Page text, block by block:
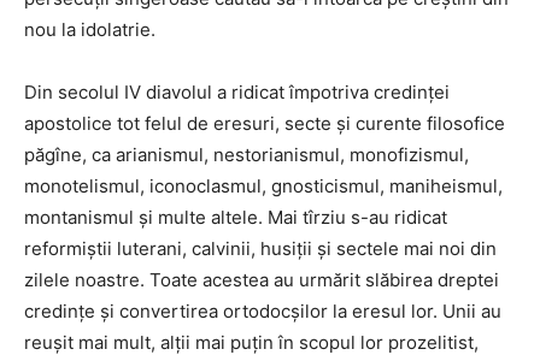
nou la idolatrie.
Din secolul IV diavolul a ridicat împotriva credinţei
apostolice tot felul de eresuri, secte şi curente filosofice
păgîne, ca arianismul, nestorianismul, monofizismul,
monotelismul, iconoclasmul, gnosticismul, maniheismul,
montanismul şi multe altele. Mai tîrziu s-au ridicat
reformiştii luterani, calvinii, husiţii şi sectele mai noi din
zilele noastre. Toate acestea au urmărit slăbirea dreptei
credinţe şi convertirea ortodocşilor la eresul lor. Unii au
reuşit mai mult, alţii mai puţin în scopul lor prozelitist,